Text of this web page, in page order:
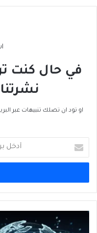
في حال كنت
او تود ان تصلك تنبيهات عبر
بريدك
الإلكتروني
الاصطناعي